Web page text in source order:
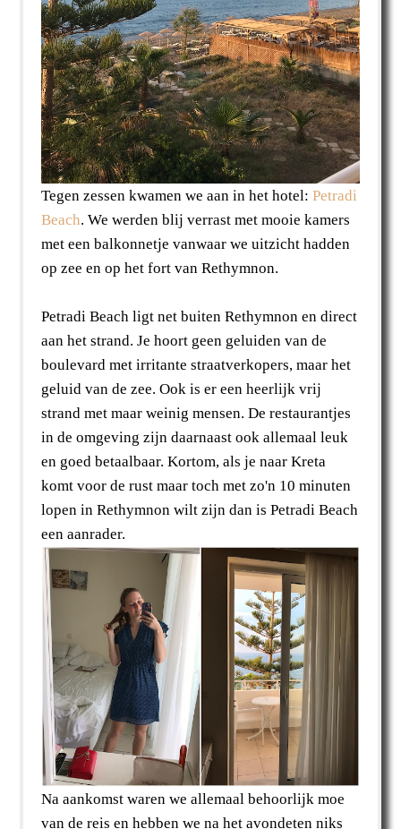
Tegen zessen kwamen we aan in het hotel:Petradi
Beach. We werden blij verrast met mooie kamers
met een balkonnetje vanwaar we uitzicht hadden
op zee en op het fort van Rethymnon.
Petradi Beach ligt net buiten Rethymnon en direct
aan het strand. Je hoort geen geluiden van de
boulevard met irritante straatverkopers, maar het
geluid van de zee. Ook is er een heerlijk vrij
strand met maar weinig mensen. De restaurantjes
in de omgeving zijn daarnaast ook allemaal leuk
en goed betaalbaar. Kortom, als je naar Kreta
komt voor de rust maar toch met zo'n 10 minuten
lopen in Rethymnon wilt zijn dan is Petradi Beach
een aanrader.
Na aankomst waren we allemaal behoorlijk moe
van de reis en hebben we na het avondeten niks